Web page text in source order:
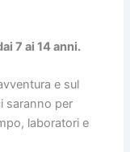
7 ai 14 anni.
e sul
saranno per
laboratori e